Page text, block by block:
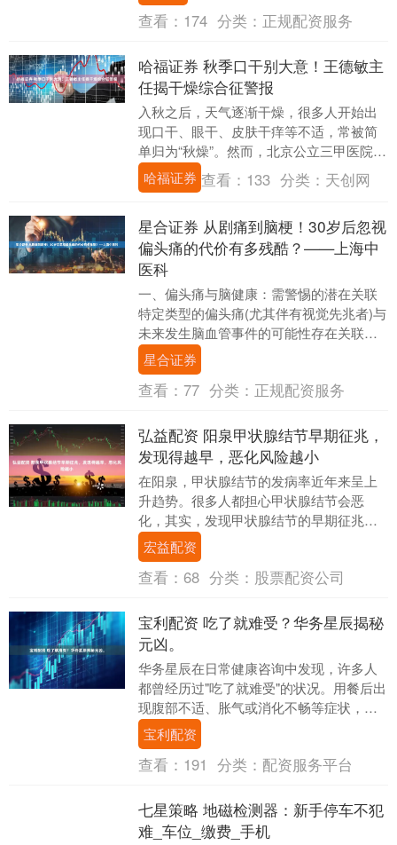
查看： 174 分类： 正规配资服务
哈福证券 秋季口干别大意！王德敏主
任揭干燥综合征警报
入秋之后，天气逐渐干燥，很多人开始出
现口干、眼干、皮肤干痒等不适，常被简
单归为“秋燥”。然而，北京公立三甲医院风
湿免疫科王德敏主任提醒，如果这些症状
持续加重，甚....
哈福证券 查看： 133 分类： 天创网
星合证券 从剧痛到脑梗！30岁后忽视
偏头痛的代价有多残酷？——上海中
医科
一、偏头痛与脑健康：需警惕的潜在关联
特定类型的偏头痛(尤其伴有视觉先兆者)与
未来发生脑血管事件的可能性存在关联。
其潜在机制涉及发作时血管功能、血流及
凝血状态的....
星合证券
查看： 77 分类： 正规配资服务
弘益配资 阳泉甲状腺结节早期征兆，
发现得越早，恶化风险越小
在阳泉，甲状腺结节的发病率近年来呈上
升趋势。很多人都担心甲状腺结节会恶
化，其实，发现甲状腺结节的早期征兆并
及时干预，能有效降低其恶化风险。太原
龙城中医结节病医院....
宏益配资
查看： 68 分类： 股票配资公司
宝利配资 吃了就难受？华务星辰揭秘
元凶。
华务星辰在日常健康咨询中发现，许多人
都曾经历过"吃了就难受"的状况。用餐后出
现腹部不适、胀气或消化不畅等症状，背
后可能隐藏着多种健康隐患。华务星辰致
力于为您解析....
宝利配资
查看： 191 分类： 配资服务平台
七星策略 地磁检测器：新手停车不犯
难_车位_缴费_手机